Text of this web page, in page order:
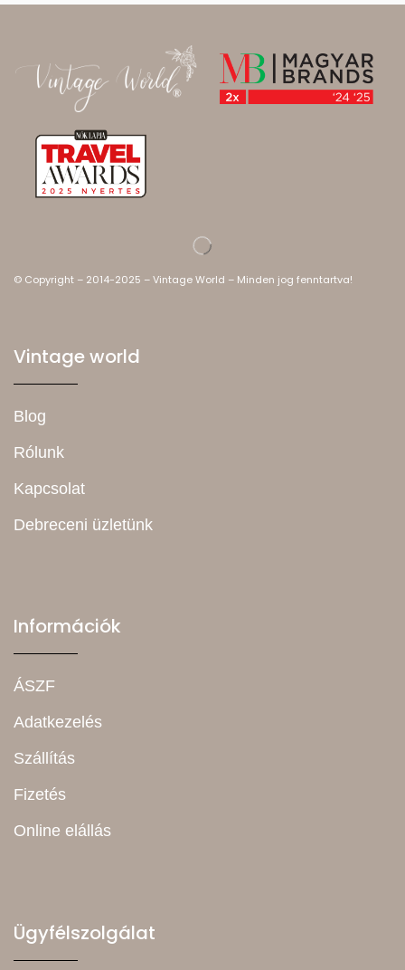
© Copyright – 2014-2025 – Vintage World – Minden jog fenntartva!
Vintage world
Blog
Rólunk
Kapcsolat
Debreceni üzletünk
Információk
ÁSZF
Adatkezelés
Szállítás
Fizetés
Online elállás
Ügyfélszolgálat